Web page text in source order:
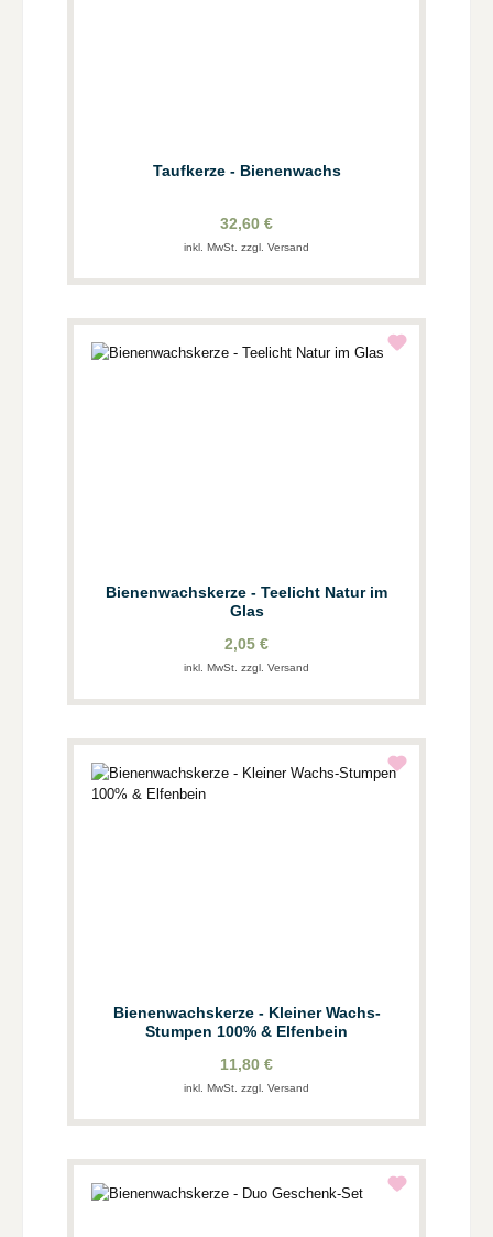
Taufkerze - Bienenwachs
32,60 €
inkl. MwSt. zzgl. Versand
Bienenwachskerze - Teelicht Natur im
Glas
2,05 €
inkl. MwSt. zzgl. Versand
Bienenwachskerze - Kleiner Wachs-
Stumpen 100% & Elfenbein
11,80 €
inkl. MwSt. zzgl. Versand